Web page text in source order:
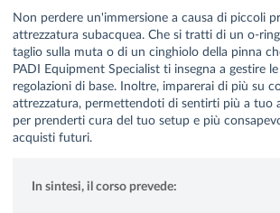
Non perdere un'immersione a causa di piccoli
attrezzatura subacquea. Che si tratti di un o-
taglio sulla muta o di un cinghiolo della pinna
PADI Equipment Specialist ti insegna a gestire
regolazioni di base. Inoltre, imparerai di più su
attrezzatura, permettendoti di sentirti più a tuo
per prenderti cura del tuo setup e più
acquisti futuri.
In sintesi, il corso prevede: